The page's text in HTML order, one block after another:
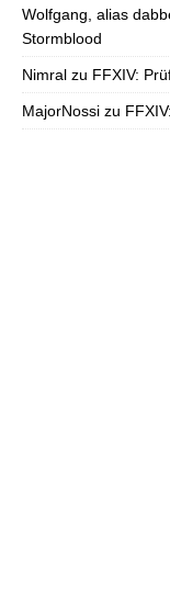
Wolfgang, alias
Stormblood
Nimral zu FFXIV:
MajorNossi zu